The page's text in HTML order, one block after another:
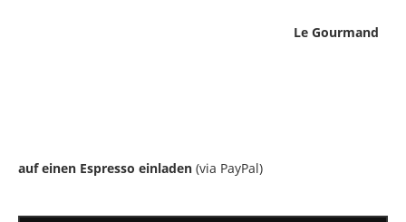
Le Gourmand
auf einen Espresso einladen (via PayPal)